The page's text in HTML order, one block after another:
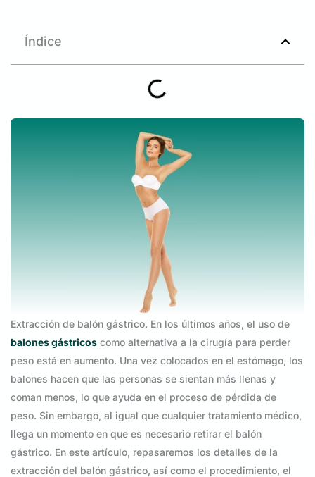
Índice
Extracción de balón gástrico. En los últimos años, el uso de
balones gástricos como alternativa a la cirugía para perder
peso está en aumento. Una vez colocados en el estómago, los
balones hacen que las personas se sientan más llenas y
coman menos, lo que ayuda en el proceso de pérdida de
peso. Sin embargo, al igual que cualquier tratamiento médico,
llega un momento en que es necesario retirar el balón
gástrico. En este artículo, repasaremos los detalles de la
extracción del balón gástrico, así como el procedimiento, el